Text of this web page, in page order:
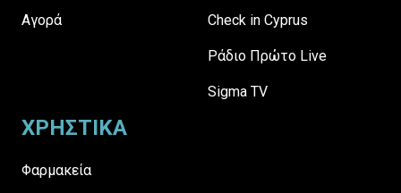
Αγορά Check in Cyprus
Ράδιο Πρώτο Live
Sigma TV
ΧΡΗΣΤΙΚΑ
Φαρμακεία